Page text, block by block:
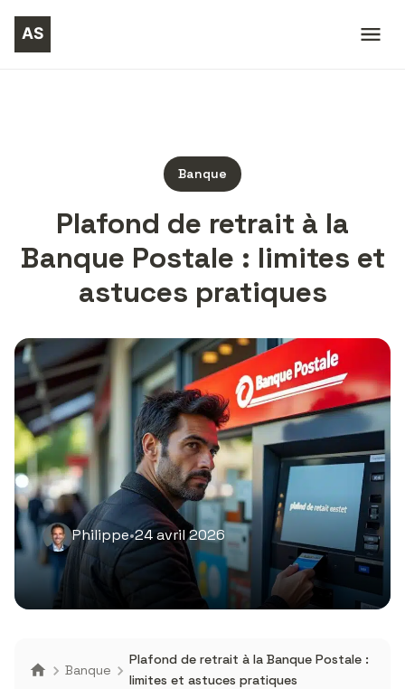
Banque
Plafond de retrait à la
Banque Postale : limites et
astuces pratiques
Philippe•24 avril 2026
Banque
Plafond de retrait à la Banque Postale :
limites et astuces pratiques